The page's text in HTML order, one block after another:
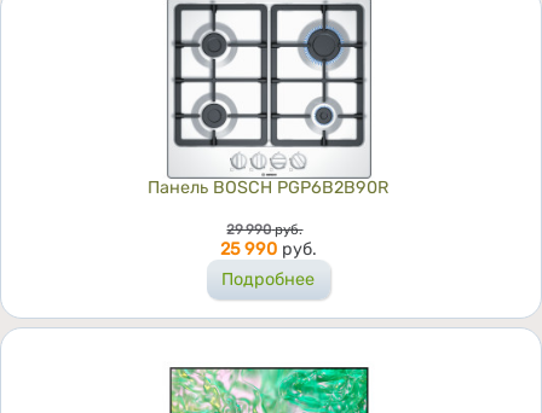
Панель BOSCH PGP6B2B90R
Цена
29 990 руб.
25 990 руб.
Подробнее